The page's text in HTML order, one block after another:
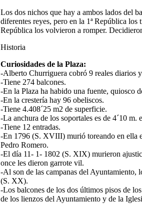
Los dos nichos que hay a ambos lados del
diferentes reyes, pero en la 1ª República
República los volvieron a romper.
Historia
Curiosidades de la Plaza:
-Alberto Churriguera cobró 9 reales diarios
-Tiene 274 balcones.
-En la Plaza ha habido una fuente, quiosco
-En la crestería hay 96 obeliscos.
-Tiene 4.408´25 m2 de superficie.
-La anchura de los soportales es de 4´10
-Tiene 12 entradas.
-En 1796 (S. XVIII) murió toreando en ella
Pedro Romero.
-El día 11- 1- 1802 (S. XIX) murieron
once les dieron garrote vil.
-Al son de las campanas del Ayuntamiento,
(S. XX).
-Los balcones de los dos últimos pisos de
de los lienzos del Ayuntamiento y de la